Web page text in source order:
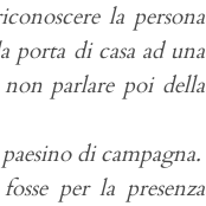
la persona
porta di casa ad una
parlare poi della
di campagna.
per la presenza